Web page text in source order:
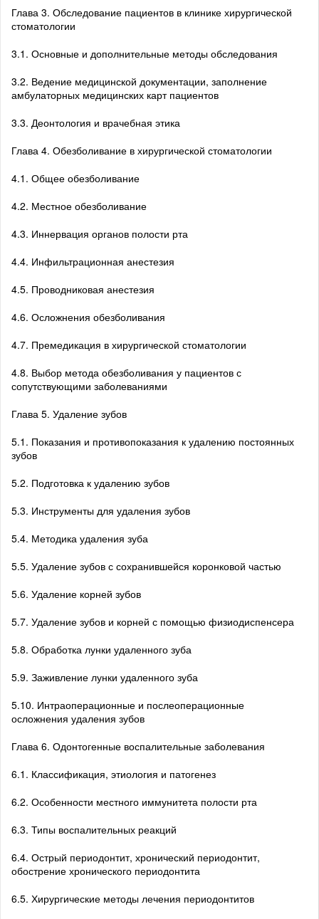
Глава 3. Обследование пациентов в клинике хирургической
стоматологии
3.1. Основные и дополнительные методы обследования
3.2. Ведение медицинской документации, заполнение
амбулаторных медицинских карт пациентов
3.3. Деонтология и врачебная этика
Глава 4. Обезболивание в хирургической стоматологии
4.1. Общее обезболивание
4.2. Местное обезболивание
4.3. Иннервация органов полости рта
4.4. Инфильтрационная анестезия
4.5. Проводниковая анестезия
4.6. Осложнения обезболивания
4.7. Премедикация в хирургической стоматологии
4.8. Выбор метода обезболивания у пациентов с
сопутствующими заболеваниями
Глава 5. Удаление зубов
5.1. Показания и противопоказания к удалению постоянных
зубов
5.2. Подготовка к удалению зубов
5.3. Инструменты для удаления зубов
5.4. Методика удаления зуба
5.5. Удаление зубов с сохранившейся коронковой частью
5.6. Удаление корней зубов
5.7. Удаление зубов и корней с помощью физиодиспенсера
5.8. Обработка лунки удаленного зуба
5.9. Заживление лунки удаленного зуба
5.10. Интраоперационные и послеоперационные
осложнения удаления зубов
Глава 6. Одонтогенные воспалительные заболевания
6.1. Классификация, этиология и патогенез
6.2. Особенности местного иммунитета полости рта
6.3. Типы воспалительных реакций
6.4. Острый периодонтит, хронический периодонтит,
обострение хронического периодонтита
6.5. Хирургические методы лечения периодонтитов